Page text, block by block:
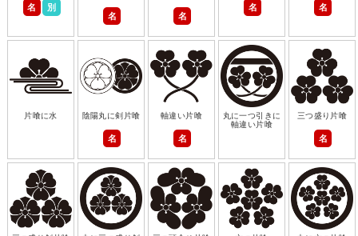
名 別
名 名
名 名
片喰に水 陰陽丸に剣片喰
名
軸違い片喰
名
丸に一つ引きに
軸違い片喰
三つ盛り片喰
名